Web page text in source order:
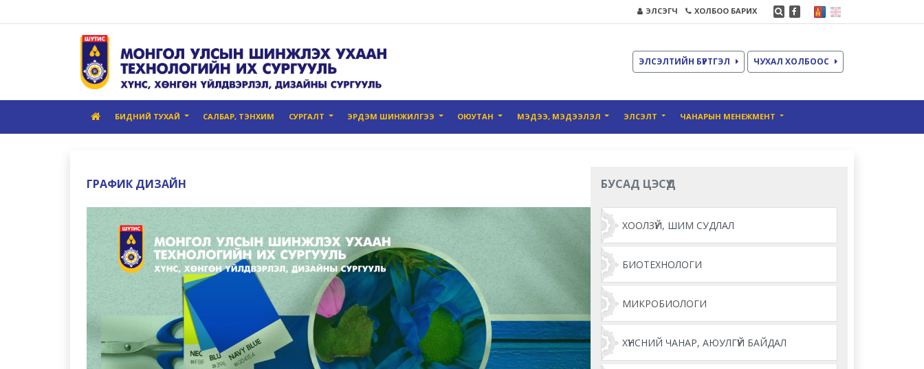
ЭЛСЭГЧ ХОЛБОО БАРИХ
ЭЛСЭЛТИЙН БҮРТГЭЛ ЧУХАЛ ХОЛБООС
БИДНИЙ ТУХАЙ САЛБАР, ТЭНХИМ СУРГАЛТ ЭРДЭМ ШИНЖИЛГЭЭ ОЮУТАН МЭДЭЭ, МЭДЭЭЛЭЛ ЭЛСЭЛТ ЧАНАРЫН МЕНЕЖМЕНТ
ГРАФИК ДИЗАЙН БУСАД ЦЭСҮҮД
ХООЛЗҮЙ, ШИМ СУДЛАЛ
БИОТЕХНОЛОГИ
МИКРОБИОЛОГИ
ХҮНСНИЙ ЧАНАР, АЮУЛГҮЙ БАЙДАЛ